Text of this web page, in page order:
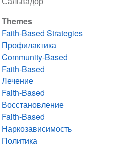
Themes
Faith-Based Strategies
Профилактика
Community-Based
Faith-Based
Лечение
Faith-Based
Восстановление
Faith-Based
Наркозависимость
Политика